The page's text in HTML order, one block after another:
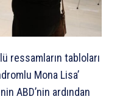
ressamların tabloları
Mona Lisa’
ABD’nin ardından